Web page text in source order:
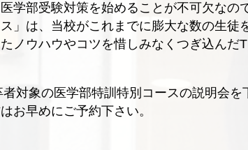
学部受験対策を始めることが不可欠なの
」は、当校がこれまでに膨大な数の生徒
ノウハウやコツを惜しみなくつぎ込んだ
対象の医学部特訓特別コースの説明会を
お早めにご予約下さい。